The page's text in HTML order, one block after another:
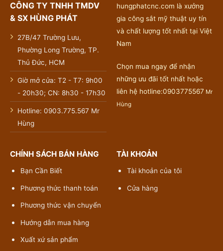
CÔNG TY TNHH TMDV
& SX HÙNG PHÁT
27B/47 Trường Lưu,
Phường Long Trường, TP.
Thủ Đức, HCM
Giờ mở cửa: T2 - T7: 9h00
- 20h30; CN: 8h30 - 17h30
Hotline: 0903.775.567 Mr
Hùng
hungphatcnc.com là xưởng
gia công sắt mỹ thuật uy tín
và chất lượng tốt nhất tại Việt
Nam
Chọn mua ngay để nhận
những ưu đãi tốt nhất hoặc
liên hệ hotline:0903775567 Mr
Hùng
CHÍNH SÁCH BÁN HÀNG
Bạn Cần Biết
Phương thức thanh toán
Phương thức vận chuyển
Hướng dẫn mua hàng
Xuất xứ sản phẩm
TÀI KHOẢN
Tài khoản của tôi
Cửa hàng